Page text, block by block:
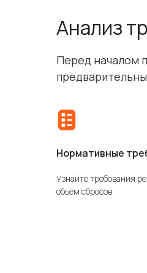
Анализ
Перед началом
Нормативные
Узнайте требования
объём сбросов.